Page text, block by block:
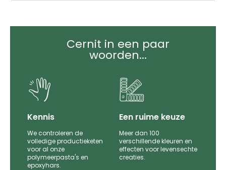
Cernit in een paar
woorden...
Kennis
We controleren de
volledige productieketen
voor al onze
polymeerpasta's en
epoxyhars.
Een ruime keuze
Meer dan 100
verschillende kleuren en
effecten voor levensechte
creaties.